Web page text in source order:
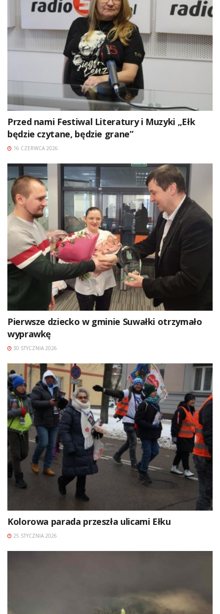
Przed nami Festiwal Literatury i Muzyki „Ełk
będzie czytane, będzie grane”
16 CZERWCA 2026
Pierwsze dziecko w gminie Suwałki otrzymało
wyprawkę
30 STYCZNIA 2026
Kolorowa parada przeszła ulicami Ełku
25 STYCZNIA 2026